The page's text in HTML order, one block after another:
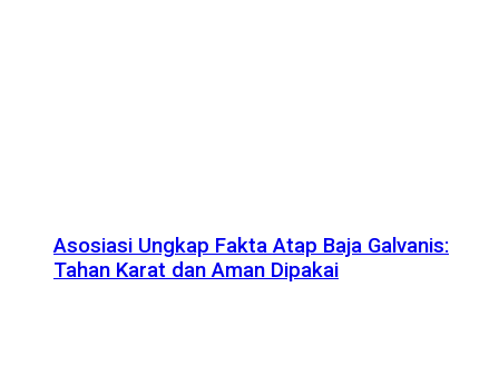
Asosiasi Ungkap Fakta Atap Baja Galvanis:
Tahan Karat dan Aman Dipakai